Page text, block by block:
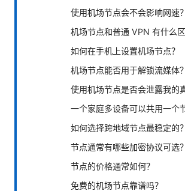
使用机场节点会不会影响网速？
机场节点和普通 VPN 有什么区
如何在手机上设置机场节点？
机场节点能否用于解锁流媒体？
使用机场节点是否会泄露我的
一个家庭多设备可以共用一个
如何选择跨地域节点最稳定的？
节点通常有哪些加密协议可选？
节点的价格通常如何？
免费的机场节点靠谱吗？